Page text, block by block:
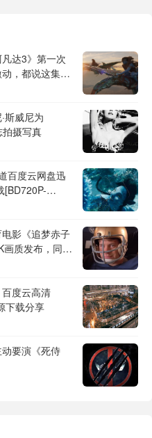
达3》第一次
，都说这集最
斯威尼为
拍摄写真
百度云网盘迅
[BD720P-
完整版]
影《追梦赤子
画质发布，同时
辑版
百度云高清
下载分享
要演《死侍